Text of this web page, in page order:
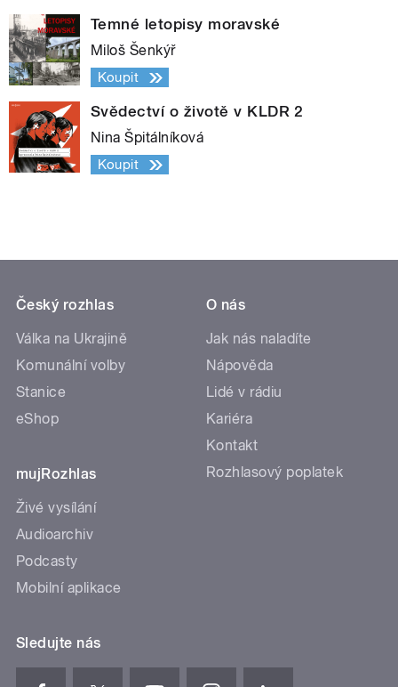
Temné letopisy moravské
Miloš Šenkýř
Koupit
Svědectví o životě v KLDR 2
Nina Špitálníková
Koupit
Český rozhlas
Válka na Ukrajině
Komunální volby
Stanice
eShop
mujRozhlas
Živé vysílání
Audioarchiv
Podcasty
Mobilní aplikace
O nás
Jak nás naladíte
Nápověda
Lidé v rádiu
Kariéra
Kontakt
Rozhlasový poplatek
Sledujte nás